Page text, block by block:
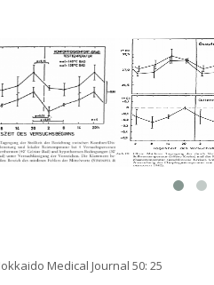
Medical Journal 50: 25